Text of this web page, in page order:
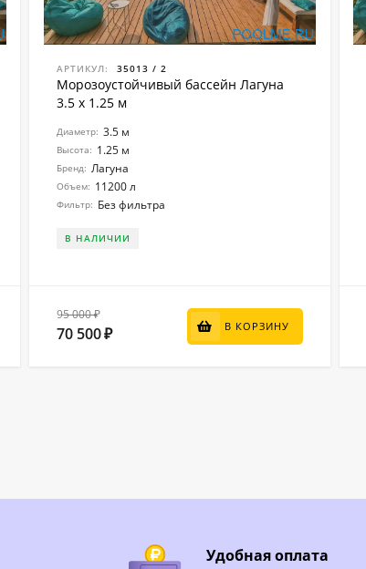
АРТИКУЛ: 35013 / 2
Морозоустойчивый бассейн Лагуна
3.5 х 1.25 м
Диаметр: 3.5 м
Высота: 1.25 м
Бренд: Лагуна
Объем: 11200 л
Фильтр: Без фильтра
В НАЛИЧИИ
95 000 ₽
70 500₽
В КОРЗИНУ
Удобная оплата